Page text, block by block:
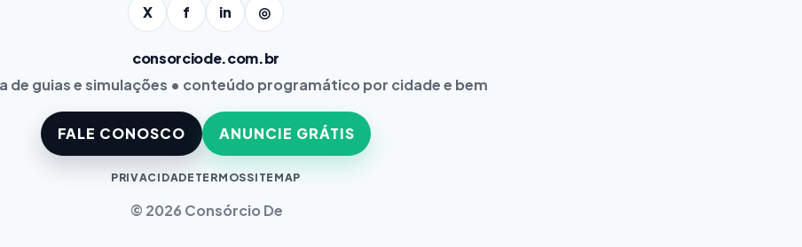
X f in ◎
consorciode.com.br
de guias e simulações • conteúdo programático por cidade e bem
FALE CONOSCO ANUNCIE GRÁTIS
PRIVACIDADE TERMOSSITEMAP
© 2026 Consórcio De